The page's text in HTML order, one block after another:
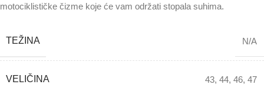
motociklističke čizme koje će vam održati stopala suhima.
TEŽINA N/A
VELIČINA 43, 44, 46, 47